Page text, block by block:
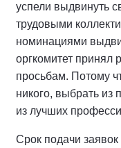
успели выдвинуть
трудовыми
номинациями
оргкомитет принял
просьбам. Потому
никого, выбрать
из лучших
Срок подачи